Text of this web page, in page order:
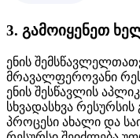
3. გამოიყენეთ
ენის
მრავალფეროვანი
ენის შესწავლის
სხვადასხვა
პროცესი ახალი და